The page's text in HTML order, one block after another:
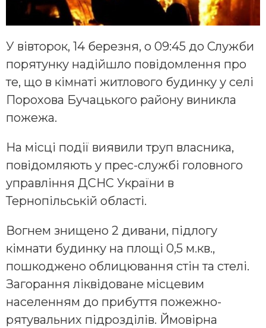
У вівторок, 14 березня, о 09:45 до Служби
порятунку надійшло повідомлення про
те, що в кімнаті житлового будинку у селі
Порохова Бучацького району виникла
пожежа.
На місці події виявили труп власника,
повідомляють у прес-службі головного
управління ДСНС України в
Тернопільській області.
Вогнем знищено 2 дивани, підлогу
кімнати будинку на площі 0,5 м.кв.,
пошкоджено облицювання стін та стелі.
Загорання ліквідоване місцевим
населенням до прибуття пожежно-
рятувальних підрозділів. Ймовірна